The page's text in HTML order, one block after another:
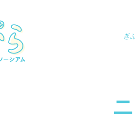
ぎ